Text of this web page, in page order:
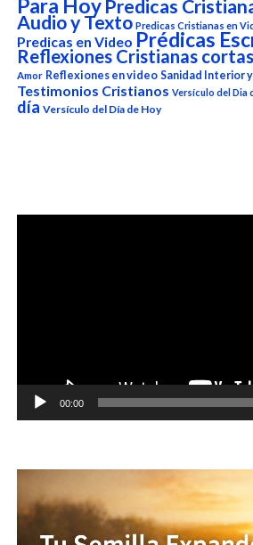
Para Hoy Predicas
Audio y Texto Predicas Cristianas en
Predicas en Video Prédicas
Reflexiones Cristianas cortas
Amor Reflexiones en video Sanidad Interior
Testimonios Cristianos Versículo del Dia
día Versículo del Día de Hoy
Reproductor
00:00